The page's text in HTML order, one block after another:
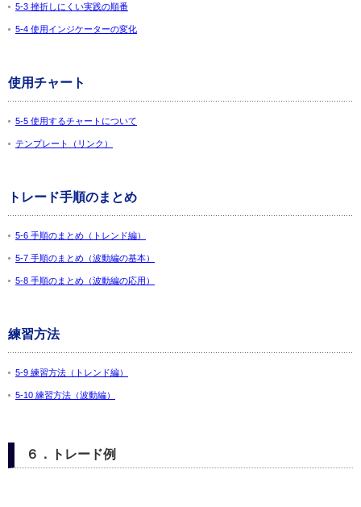
5-3 挫折しにくい実践の順番
5-4 使用インジケーターの変化
使用チャート
5-5 使用するチャートについて
テンプレート（リンク）
トレード手順のまとめ
5-6 手順のまとめ（トレンド編）
5-7 手順のまとめ（波動編の基本）
5-8 手順のまとめ（波動編の応用）
練習方法
5-9 練習方法（トレンド編）
5-10 練習方法（波動編）
６．トレード例